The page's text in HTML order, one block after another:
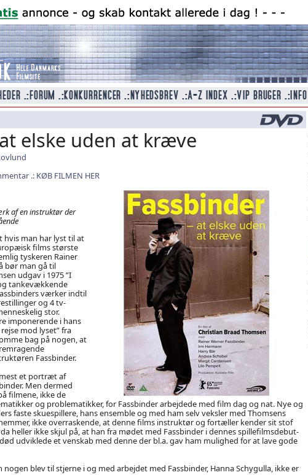
elske uden at kræve
KØB FILMEN HER
af en instruktør der
hvis man har lyst til at
films største
tyskeren Rainer
bør man gå til
udgav i 1975 ”I
tankevækkende
værker indtil
og 4 tv-
stor.
imponerende i hans
mod lyset” fra
bag på nogen, at
Fassbinder.
et portræt af
Men dermed
filmene, ikke de
og problematikker, for Fassbinder arbejdede med film dag og nat. Nye og
faste skuespillere, hans ensemble og med ham selv veksler med Thomsens
ikke overraskende, at denne films instruktør og fortæller kender sit stof
heller ikke skjul på, at han fra mødet med Fassbinder i dennes spillefilmsdebut-
udviklede et venskab med denne der bl.a. gav ham mulighed for at lave gode
blev til stjerne i og med arbejdet med Fassbinder, Hanna Schygulla, ikke er